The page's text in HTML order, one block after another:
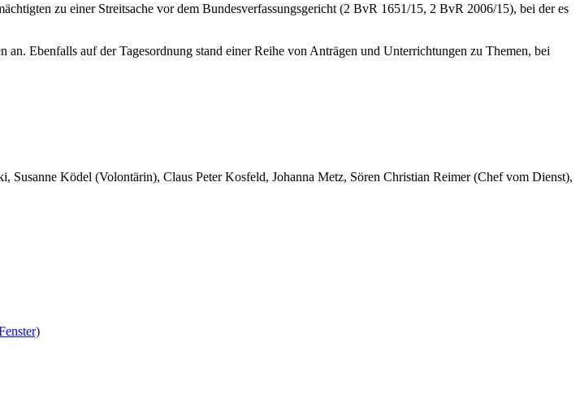
zu einer Streitsache vor dem Bundesverfassungsgericht (2 BvR 1651/15, 2 BvR 2006/15), bei der es
Ebenfalls auf der Tagesordnung stand einer Reihe von Anträgen und Unterrichtungen zu Themen, bei
Susanne Ködel (Volontärin), Claus Peter Kosfeld, Johanna Metz, Sören Christian Reimer (Chef vom Dienst),